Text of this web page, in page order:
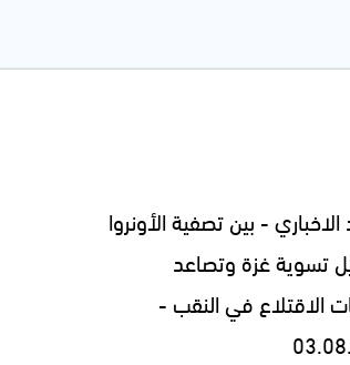
- بين تصفية الأونروا
تسوية غزة وتصاعد
الاقتلاع في النقب -